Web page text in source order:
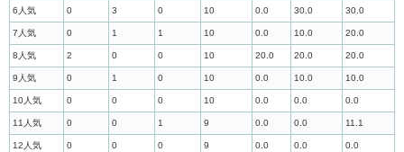
6人気 0 3 0 10 0.0 30.0 30.0
7人気 0 1 1 10 0.0 10.0 20.0
8人気 2 0 0 10 20.0 20.0 20.0
9人気 0 1 0 10 0.0 10.0 10.0
10人気 0 0 0 10 0.0 0.0 0.0
11人気 0 0 1 9 0.0 0.0 11.1
12人気 0 0 0 9 0.0 0.0 0.0